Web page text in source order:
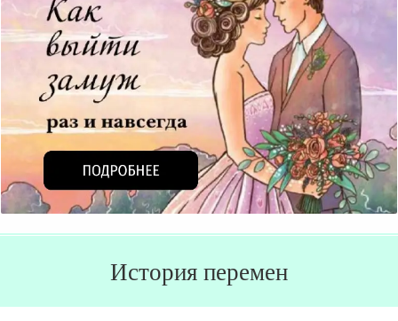
История перемен